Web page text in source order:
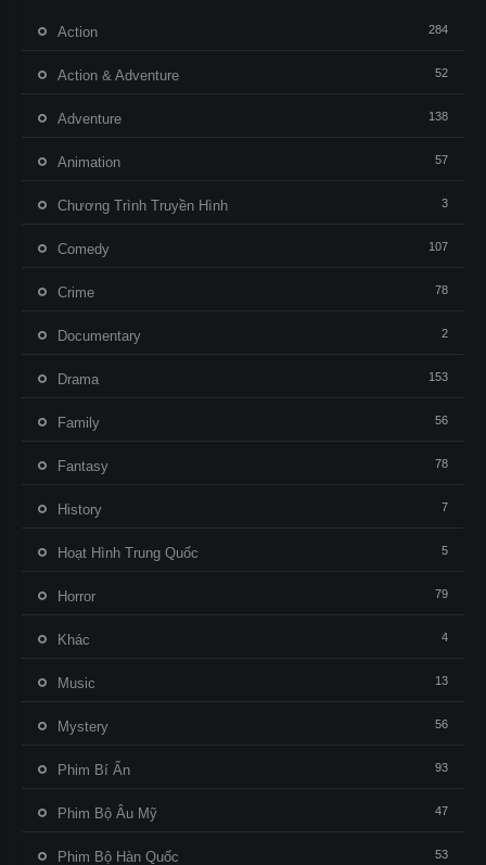
Action 284
Action & Adventure 52
Adventure 138
Animation 57
Chương Trình Truyền Hình 3
Comedy 107
Crime 78
Documentary 2
Drama 153
Family 56
Fantasy 78
History 7
Hoạt Hình Trung Quốc 5
Horror 79
Khác 4
Music 13
Mystery 56
Phim Bí Ẩn 93
Phim Bộ Âu Mỹ 47
Phim Bộ Hàn Quốc 53